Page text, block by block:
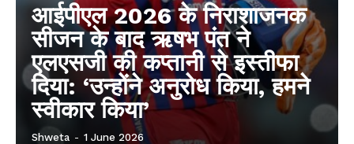
आईपीएल 2026 के निराशाजनक
सीजन के बाद ऋषभ पंत ने
एलएसजी की कप्तानी से इस्तीफा
दिया: ‘उन्होंने अनुरोध किया, हमने
स्वीकार किया’
Shweta - 1 June 2026